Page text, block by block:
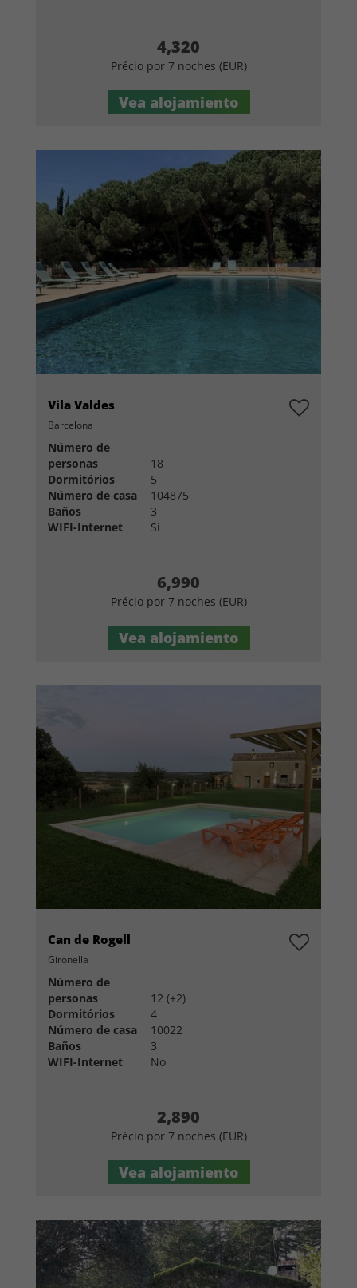
4,320
Précio por 7 noches (EUR)
Vea alojamiento
Vila Valdes
Barcelona
Número de
personas
18
Dormitórios
5
Número de casa
104875
Baños
3
WIFI-Internet
Si
6,990
Précio por 7 noches (EUR)
Vea alojamiento
Can de Rogell
Gironella
Número de
personas
12 (+2)
Dormitórios
4
Número de casa
10022
Baños
3
WIFI-Internet
No
2,890
Précio por 7 noches (EUR)
Vea alojamiento